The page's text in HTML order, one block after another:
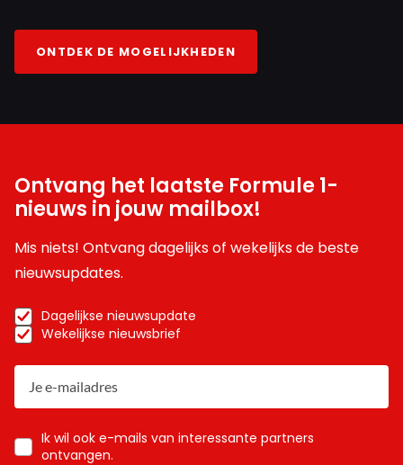
ONTDEK DE MOGELIJKHEDEN
Ontvang het laatste Formule 1-
nieuws in jouw mailbox!
Mis niets! Ontvang dagelijks of wekelijks de beste
nieuwsupdates.
Dagelijkse nieuwsupdate
Wekelijkse nieuwsbrief
Ik wil ook e-mails van interessante partners
ontvangen.